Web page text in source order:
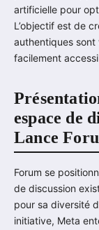
artificielle pour
L’objectif est de
authentiques sont
facilement
espace de
Lance
Forum se
de discussion
pour sa diversité
initiative, Meta